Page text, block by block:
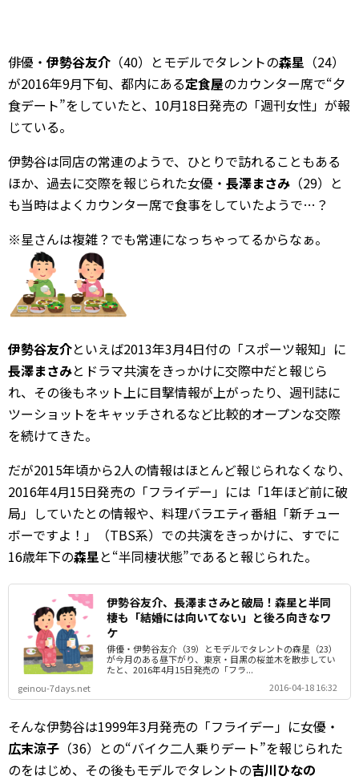
俳優・ 伊勢谷友介 （40）とモデルでタレントの森星 （24）
が2016年9月下旬、都内にある定食屋のカウンター席で“夕
食デート”をしていたと、10月18日発売の「週刊女性」が報
じている。
伊勢谷は同店の常連のようで、ひとりで訪れることもある
ほか、過去に交際を報じられた女優・ 長澤まさみ （29）と
も当時はよくカウンター席で食事をしていたようで…？
※星さんは複雑？でも常連になっちゃってるからなぁ。
伊勢谷友介といえば2013年3月4日付の「スポーツ報知」に
長澤まさみとドラマ共演をきっかけに交際中だと報じら
れ、その後もネット上に目撃情報が上がったり、週刊誌に
ツーショットをキャッチされるなど比較的オープンな交際
を続けてきた。
だが2015年頃から2人の情報はほとんど報じられなくなり、
2016年4月15日発売の「フライデー」には「1年ほど前に破
局」していたとの情報や、料理バラエティ番組「新チュー
ボーですよ！」（TBS系）での共演をきっかけに、すでに
16歳年下の森星 と“半同棲状態”であると報じられた。
伊勢谷友介、長澤まさみと破局！森星と半同
棲も「結婚には向いてない」と後ろ向きなワ
ケ
俳優・伊勢谷友介（39）とモデルでタレントの森星（23）
が今月のある昼下がり、東京・目黒の桜並木を散歩してい
たと、2016年4月15日発売の「フラ...
geinou-7days.net
2016-04-18 16:32
そんな伊勢谷は1999年3月発売の「フライデー」に女優・
広末涼子 （36）との“バイク二人乗りデート”を報じられた
のをはじめ、その後もモデルでタレントの吉川ひなの